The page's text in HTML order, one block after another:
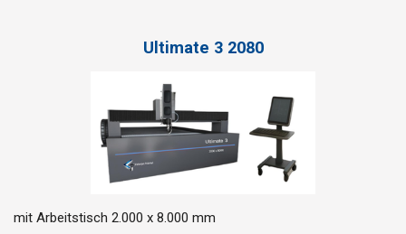
Ultimate 3 2080
mit Arbeitstisch 2.000 x 8.000 mm